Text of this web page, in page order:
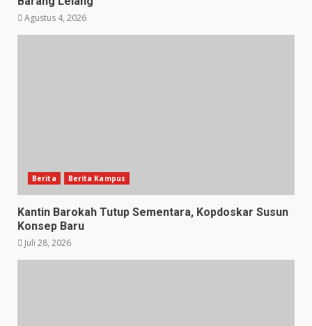
Agustus 4, 2026
Berita Berita Kampus
Kantin Barokah Tutup Sementara, Kopdoskar Susun
Konsep Baru
Juli 28, 2026